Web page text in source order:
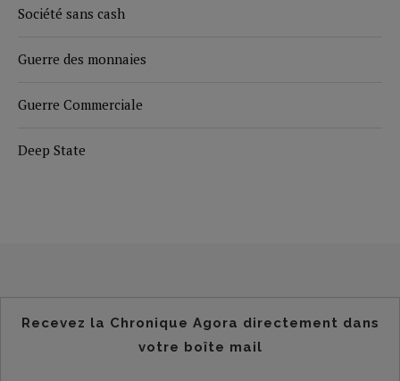
Société sans cash
Guerre des monnaies
Guerre Commerciale
Deep State
Recevez la Chronique Agora directement dans
votre boîte mail